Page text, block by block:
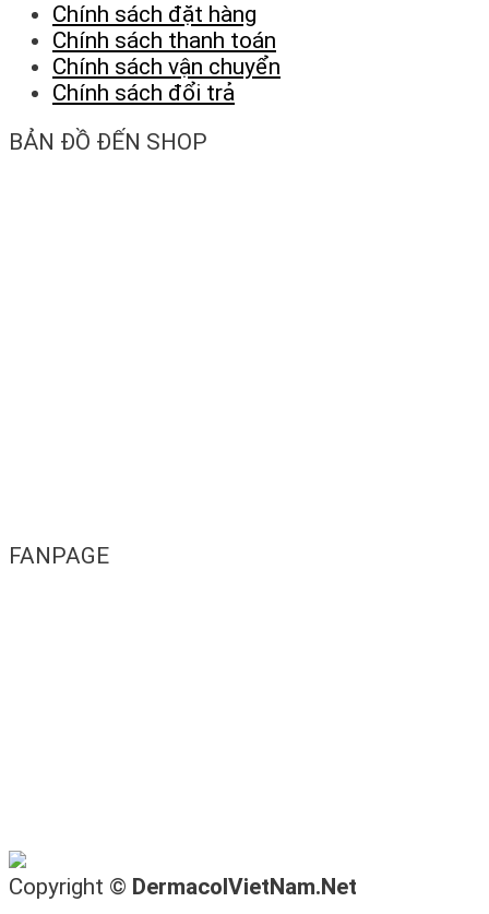
Chính sách đặt hàng
Chính sách thanh toán
Chính sách vận chuyển
Chính sách đổi trả
BẢN ĐỒ ĐẾN SHOP
FANPAGE
Copyright © DermacolVietNam.Net